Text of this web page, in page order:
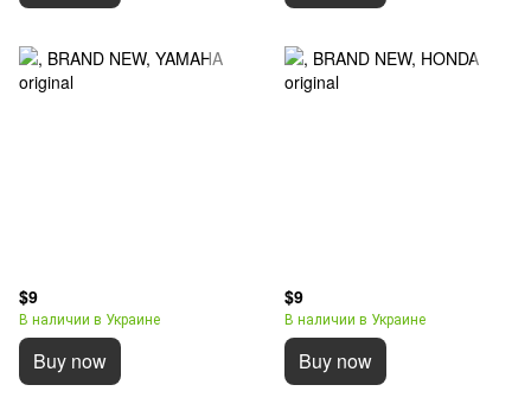
$9
В наличии в Украине
Buy now
$9
В наличии в Украине
Buy now